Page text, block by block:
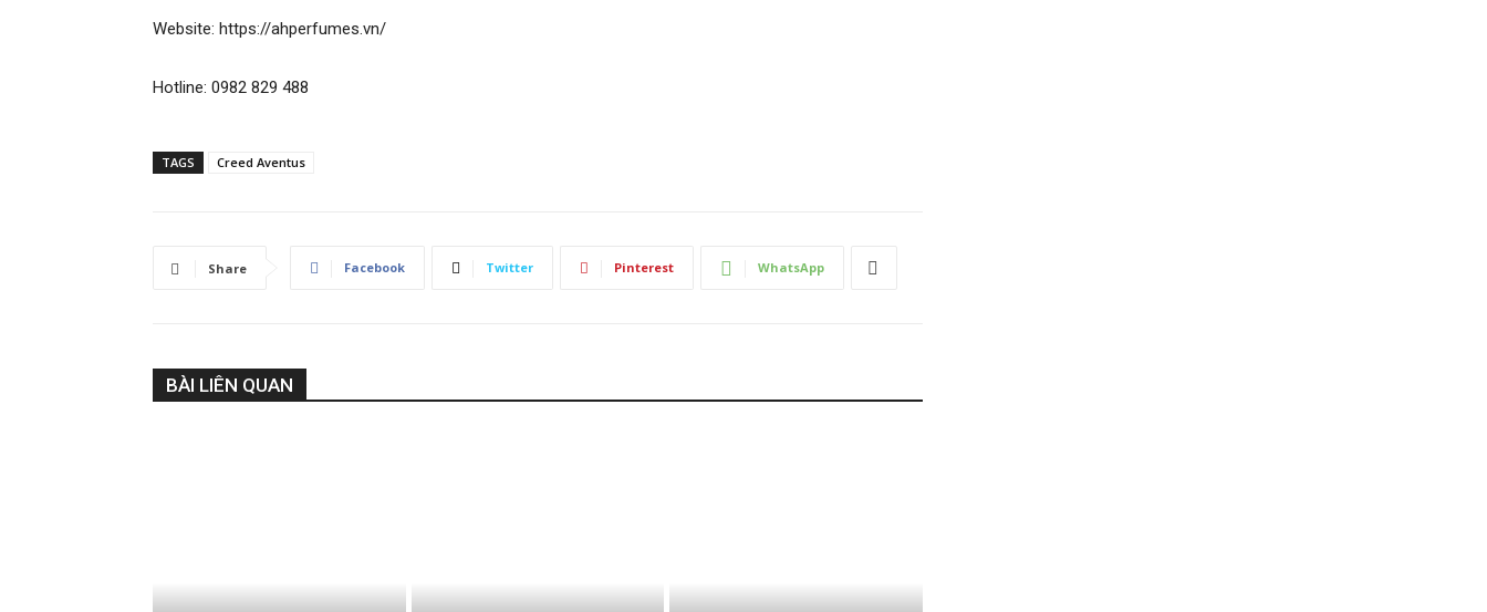
Website: https://ahperfumes.vn/
Hotline: 0982 829 488
TAGS Creed Aventus
Share Facebook Twitter Pinterest WhatsApp
BÀI LIÊN QUAN